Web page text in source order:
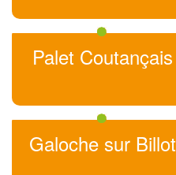
Palet Coutançais
Galoche sur Billot